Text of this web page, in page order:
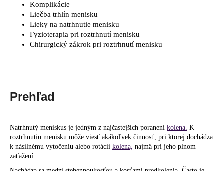
Komplikácie
Liečba trhlín menisku
Lieky na natrhnutie menisku
Fyzioterapia pri roztrhnutí menisku
Chirurgický zákrok pri roztrhnutí menisku
Prehľad
Natrhnutý meniskus je jedným z najčastejších poranení kolena. K
roztrhnutiu menisku môže viesť akákoľvek činnosť, pri ktorej dochádza
k násilnému vytočeniu alebo rotácii kolena, najmä pri jeho plnom
zaťažení.
HĽADAŤ